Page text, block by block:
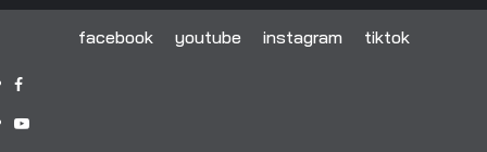
facebook youtube instagram tiktok
facebook
youtube